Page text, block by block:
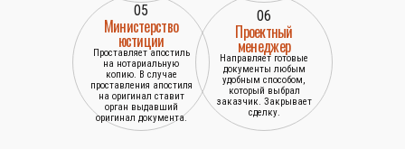
05
Министерство
юстиции
Проставляет апостиль
на нотариальную
копию. В случае
проставления апостиля
на оригинал ставит
орган выдавший
оригинал документа.
06
Проектный
менеджер
Направляет готовые
документы любым
удобным способом,
который выбрал
заказчик. Закрывает
сделку.